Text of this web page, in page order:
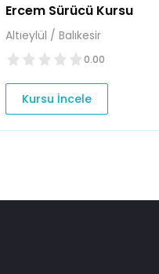
Ercem Sürücü Kursu
Altıeylül / Balıkesir
0.00
Kursu İncele